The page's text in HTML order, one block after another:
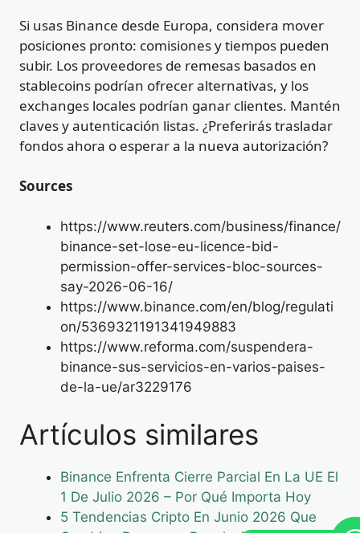
Si usas Binance desde Europa, considera mover
posiciones pronto: comisiones y tiempos pueden
subir. Los proveedores de remesas basados en
stablecoins podrían ofrecer alternativas, y los
exchanges locales podrían ganar clientes. Mantén
claves y autenticación listas. ¿Preferirás trasladar
fondos ahora o esperar a la nueva autorización?
Sources
https://www.reuters.com/business/finance/
binance-set-lose-eu-licence-bid-
permission-offer-services-bloc-sources-
say-2026-06-16/
https://www.binance.com/en/blog/regulati
on/5369321191341949883
https://www.reforma.com/suspendera-
binance-sus-servicios-en-varios-paises-
de-la-ue/ar3229176
Artículos similares
Binance Enfrenta Cierre Parcial En La UE El
1 De Julio 2026 – Por Qué Importa Hoy
5 Tendencias Cripto En Junio 2026 Que